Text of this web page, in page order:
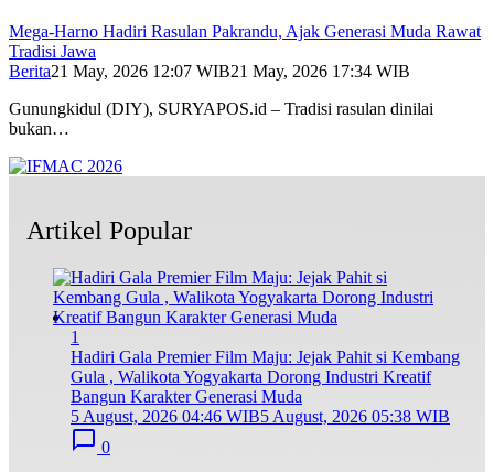
Mega-Harno Hadiri Rasulan Pakrandu, Ajak Generasi Muda Rawat
Tradisi Jawa
Berita21 May, 2026 12:07 WIB21 May, 2026 17:34 WIB
Gunungkidul (DIY), SURYAPOS.id – Tradisi rasulan dinilai
bukan…
Artikel Popular
1
Hadiri Gala Premier Film Maju: Jejak Pahit si Kembang
Gula , Walikota Yogyakarta Dorong Industri Kreatif
Bangun Karakter Generasi Muda
5 August, 2026 04:46 WIB5 August, 2026 05:38 WIB
0